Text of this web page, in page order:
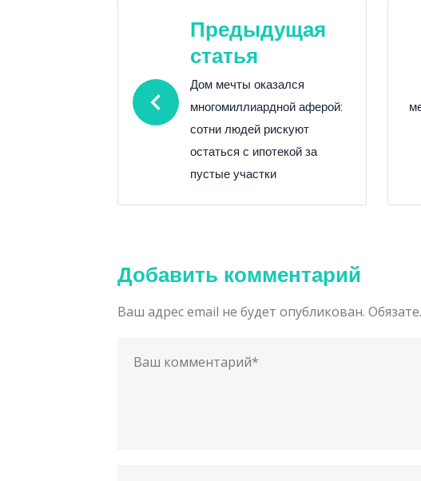
Навигация
по
записям
Предыдущая
статья
Дом мечты оказался
многомиллиардной аферой:
сотни людей рискуют
остаться с ипотекой за
пустые участки
Добавить комментарий
Ваш адрес email не будет опубликован.